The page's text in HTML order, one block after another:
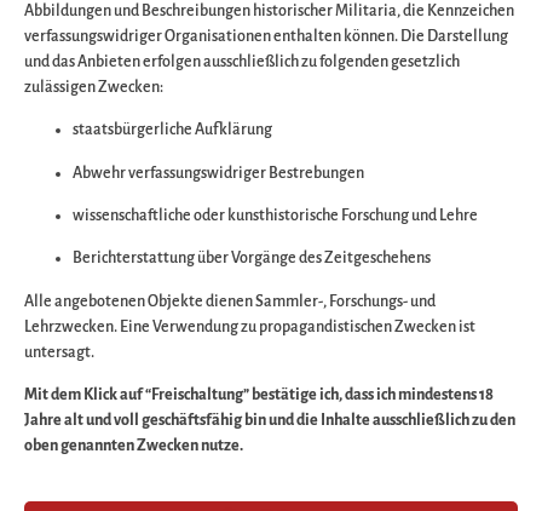
Entschuldigen Sie
bitte die
Wir arbeiten an
großartigen Sache
schauen Sie bald
wieder vorbei!
Abbildungen und Beschreibungen historischer Militaria, die Kennzeichen
verfassungswidriger Organisationen enthalten können. Die Darstellung
und das Anbieten erfolgen ausschließlich zu folgenden gesetzlich
zulässigen Zwecken:
staatsbürgerliche Aufklärung
Abwehr verfassungswidriger Bestrebungen
wissenschaftliche oder kunsthistorische Forschung und Lehre
Berichterstattung über Vorgänge des Zeitgeschehens
Alle angebotenen Objekte dienen Sammler-, Forschungs- und
Lehrzwecken. Eine Verwendung zu propagandistischen Zwecken ist
untersagt.
Mit dem Klick auf “Freischaltung” bestätige ich, dass ich mindestens 18
Jahre alt und voll geschäftsfähig bin und die Inhalte ausschließlich zu den
oben genannten Zwecken nutze.